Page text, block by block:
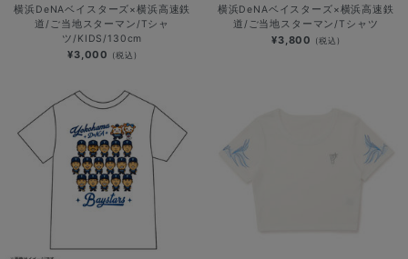
横浜DeNAベイスターズ×横浜高速鉄
道/ご当地スターマン/Tシャ
ツ/KIDS/130cm
¥3,000 (税込)
横浜DeNAベイスターズ×横浜高速鉄
道/ご当地スターマン/Tシャツ
¥3,800 (税込)